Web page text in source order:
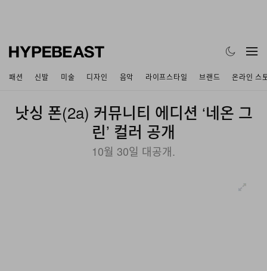
패션 신발 미술 디자인 음악 라이프스타일 브랜드 온라인 스
낫싱 폰(2a) 커뮤니티 에디션 ‘네온 그
린’ 컬러 공개
10월 30일 대공개.